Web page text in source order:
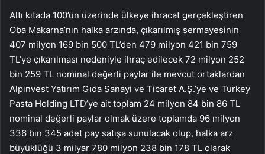
Altı kıtada 100’ün üzerinde ülkeye ihracat gerçekleştiren
Oba Makarna’nın halka arzında, çıkarılmış sermayesinin
407 milyon 169 bin 500 TL’den 479 milyon 421 bin 759
TL’ye çıkarılması nedeniyle ihraç edilecek 72 milyon 252
bin 259 TL nominal değerli paylar ile mevcut ortaklardan
Alpinvest Yatırım Gıda Sanayi ve Ticaret A.Ş.’ye ve Turkey
Pasta Holding LTD’ye ait toplam 24 milyon 84 bin 86 TL
nominal değerli paylar olmak üzere toplamda 96 milyon
336 bin 345 adet pay satışa sunulacak olup, halka arz
büyüklüğü 3 milyar 780 milyon 238 bin 178 TL olarak